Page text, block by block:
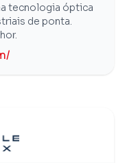
tecnologia óptica
de ponta.